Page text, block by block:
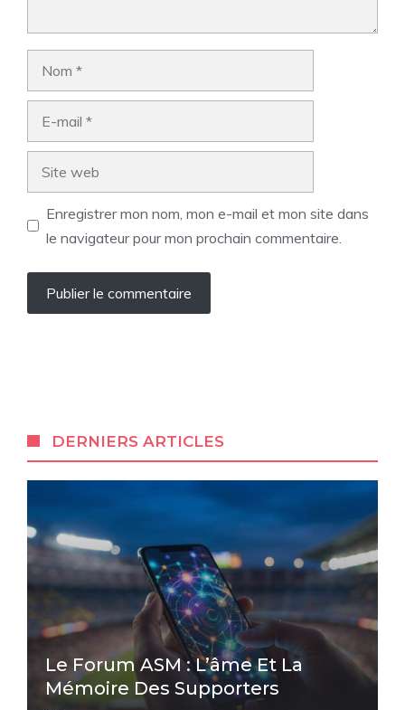
Enregistrer mon nom, mon e-mail et mon site dans
le navigateur pour mon prochain commentaire.
DERNIERS ARTICLES
Le Forum ASM : L’âme Et La
Mémoire Des Supporters